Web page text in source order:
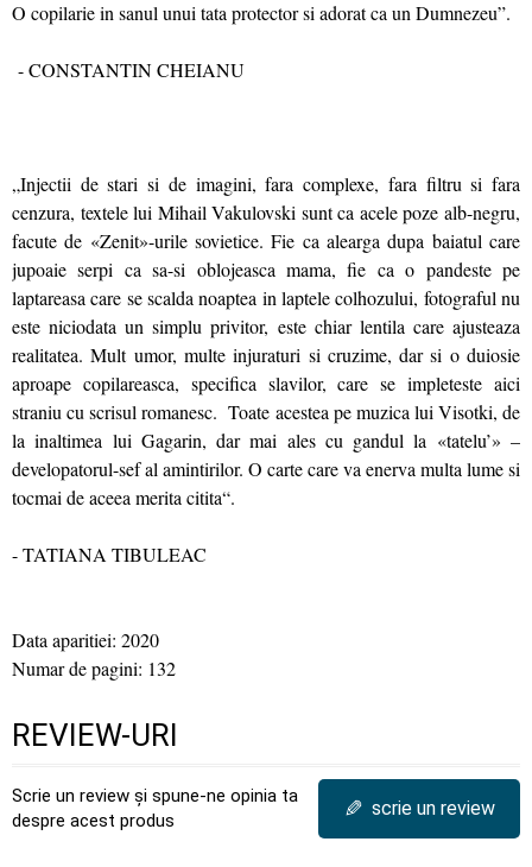
O copilarie in sanul unui tata protector si adorat ca un Dumnezeu”.
- CONSTANTIN CHEIANU
„Injectii de stari si de imagini, fara complexe, fara filtru si fara
cenzura, textele lui Mihail Vakulovski sunt ca acele poze alb-negru,
facute de «Zenit»-urile sovietice. Fie ca alearga dupa baiatul care
jupoaie serpi ca sa-si oblojeasca mama, fie ca o pandeste pe
laptareasa care se scalda noaptea in laptele colhozului, fotograful nu
este niciodata un simplu privitor, este chiar lentila care ajusteaza
realitatea. Mult umor, multe injuraturi si cruzime, dar si o duiosie
aproape copilareasca, specifica slavilor, care se impleteste aici
straniu cu scrisul romanesc. Toate acestea pe muzica lui Visotki, de
la inaltimea lui Gagarin, dar mai ales cu gandul la «tatelu’» –
developatorul-sef al amintirilor. O carte care va enerva multa lume si
tocmai de aceea merita citita“.
- TATIANA TIBULEAC
Data aparitiei: 2020
Numar de pagini: 132
REVIEW-URI
Scrie un review și spune-ne opinia ta
despre acest produs
✎ scrie un review